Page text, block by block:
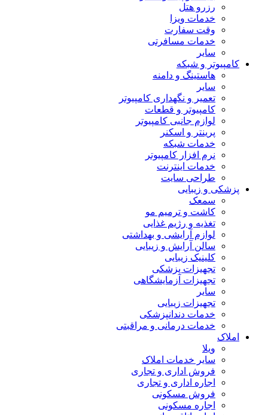
رزرو هتل
خدمات ویزا
وقت سفارت
خدمات مسافرتی
سایر
کامپیوتر و شبکه
هاستینگ و دامنه
سایر
تعمیر و نگهداری کامپیوتر
کامپیوتر و قطعات
لوازم جانبی کامپیوتر
پرینتر و اسکنر
خدمات شبکه
نرم افزار کامپیوتر
خدمات اینترنت
طراحی سایت
پزشکی و زیبایی
سمعک
کاشت و ترمیم مو
تغذیه و رژیم غذایی
لوازم آرایشی و بهداشتی
سالن آرایش و زیبایی
کلینیک زیبایی
تجهیزات پزشکی
تجهیزات آزمایشگاهی
سایر
تجهیزات زیبایی
خدمات دندانپزشکی
خدمات درمانی و مراقبتی
املاک
ویلا
سایر خدمات املاک
فروش اداری و تجاری
اجاره اداری و تجاری
فروش مسکونی
اجاره مسکونی